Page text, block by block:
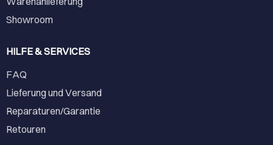
Showroom
HILFE & SERVICES
FAQ
Lieferung und Versand
Reparaturen/Garantie
Retouren